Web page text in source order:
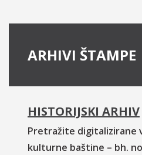
ARHIVI ŠTAMPE
HISTORIJSKI ARHIV
Pretražite digitalizirane
kulturne baštine – bh.